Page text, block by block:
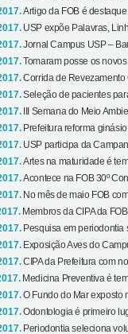
Artigo da FOB é
USP expõe Palavras,
Jornal Campus USP –
Tomaram posse os
Corrida de Revezamento
Seleção de pacientes
III Semana do Meio
Prefeitura reforma
USP participa da
Artes na maturidade é
Acontece na FOB 30º
No mês de maio FOB
Membros da CIPA da
Pesquisa em periodontia
Exposição Aves do
CIPA da Prefeitura com
Medicina Preventiva é
O Fundo do Mar exposto
Odontologia é primeiro
Periodontia seleciona